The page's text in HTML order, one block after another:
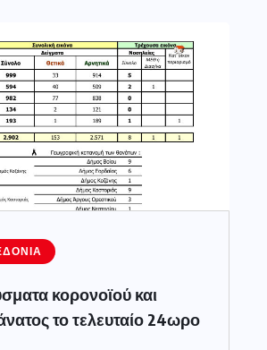
κορονοϊού και
το τελευταίο 24ωρο